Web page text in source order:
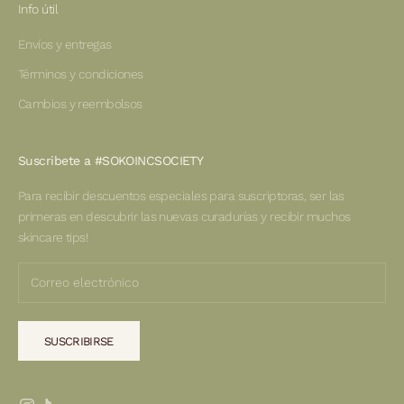
Info útil
Envíos y entregas
Términos y condiciones
Cambios y reembolsos
Suscribete a #SOKOINCSOCIETY
Para recibir descuentos especiales para suscriptoras, ser las
primeras en descubrir las nuevas curadurías y recibir muchos
skincare tips!
SUSCRIBIRSE